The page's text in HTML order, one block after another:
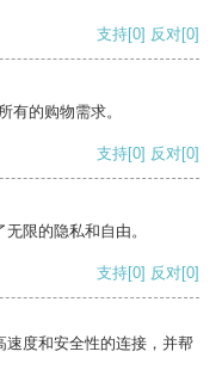
支持[0] 反对[0]
有的购物需求。
支持[0] 反对[0]
限的隐私和自由。
支持[0] 反对[0]
度和安全性的连接，并帮